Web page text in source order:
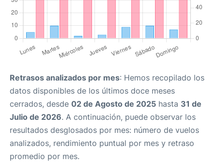
Retrasos analizados por mes: Hemos recopilado los
datos disponibles de los últimos doce meses
cerrados, desde 02 de Agosto de 2025 hasta 31 de
Julio de 2026. A continuación, puede observar los
resultados desglosados por mes: número de vuelos
analizados, rendimiento puntual por mes y retraso
promedio por mes.